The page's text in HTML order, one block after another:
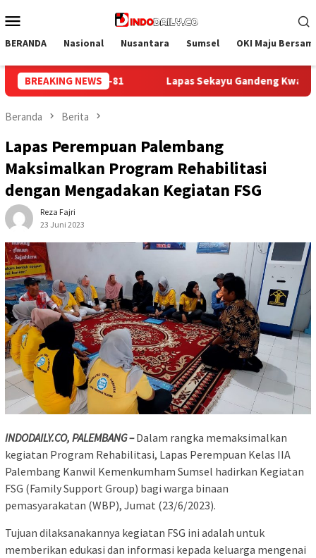
ke
Mobile
BERANDA Nasional Nusantara Sumsel OKI Maju
BREAKING NEWS
Kwarcab Muba Berikan Materi Dasar Kepramukaan ke
Beranda Berita
Lapas Perempuan Palembang
Maksimalkan Program Rehabilitasi
dengan Mengadakan Kegiatan FSG
Reza Fajri
23 Juni 2023
INDODAILY.CO, PALEMBANG – Dalam rangka memaksimalkan
kegiatan Program Rehabilitasi, Lapas Perempuan Kelas IIA
Palembang Kanwil Kemenkumham Sumsel hadirkan Kegiatan
FSG (Family Support Group) bagi warga binaan
pemasyarakatan (WBP), Jumat (23/6/2023).
Tujuan dilaksanakannya kegiatan FSG ini adalah untuk
memberikan edukasi dan informasi kepada keluarga mengenai